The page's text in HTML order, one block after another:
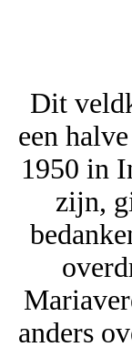
Dit
een
1950 in
zijn,
anders